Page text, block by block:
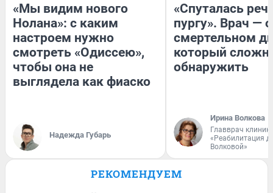
«Мы видим нового
Нолана»: с каким
настроем нужно
смотреть «Одиссею»,
чтобы она не
выглядела как фиаско
Надежда Губарь
«Спуталась
пургу». Врач — о
смертельном
который
обнаружить
Ирина Волкова
Главврач
«Реабилитация
Волковой»
РЕКОМЕНДУЕМ